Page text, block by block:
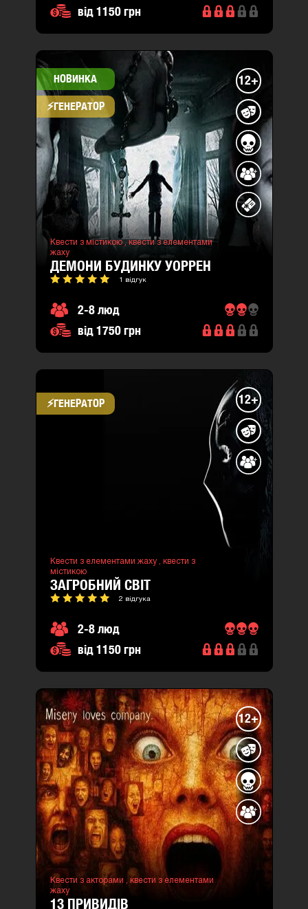
від 1150 грн
НОВИНКА
⚡​ГЕНЕРАТОР
12+
Квести з містикою ,
квести з елементами
жаху
ДЕМОНИ БУДИНКУ УОРРЕН
1 відгук
2-8 люд
від 1750 грн
⚡​ГЕНЕРАТОР 12+
Квести з елементами жаху , квести з
містикою
ЗАГРОБНИЙ СВІТ
2 відгука
2-8 люд
від 1150 грн
12+
Квести з акторами , квести з елементами
жаху
13 ПРИВИДІВ